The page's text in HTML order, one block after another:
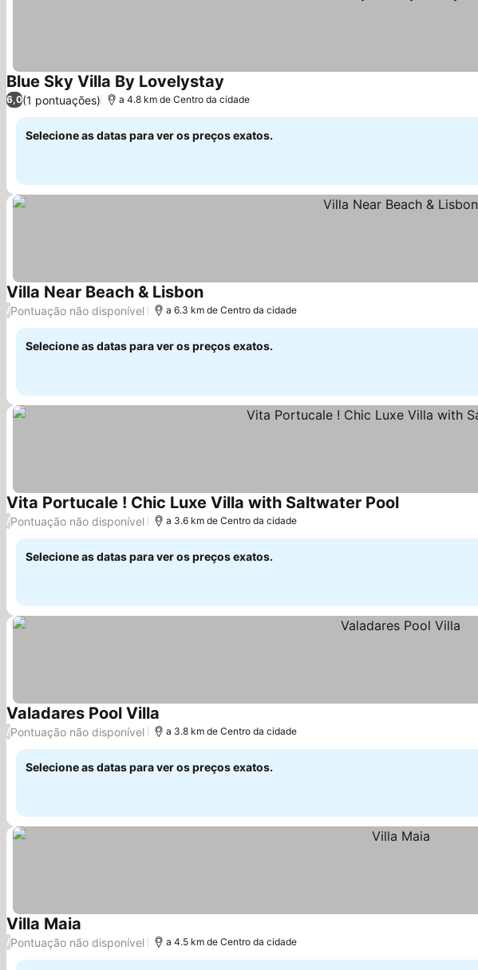
Blue Sky Villa By Lovelystay
6,0(1 pontuações) a 4.8 km de Centro da cidade
Selecione as datas para ver os preços exatos.
Villa Near Beach & LisbonVer preços
/Pontuação não disponível a 6.3 km de Centro da cidade
Selecione as datas para ver os preços exatos.
Vita Portucale ! Chic Luxe Villa with Saltwater PoolVer preços
/Pontuação não disponível a 3.6 km de Centro da cidade
Selecione as datas para ver os preços exatos.
Valadares Pool VillaVer preços
/Pontuação não disponível a 3.8 km de Centro da cidade
Selecione as datas para ver os preços exatos.
Villa Maia
/Pontuação não disponível a 4.5 km de Centro da cidade